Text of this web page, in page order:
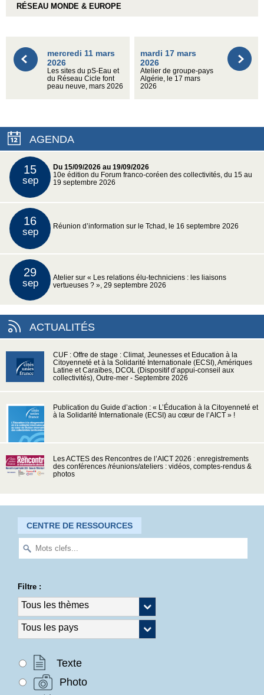
RÉSEAU MONDE & EUROPE
mercredi 11 mars
2026
Les sites du pS-Eau et
du Réseau Cicle font
peau neuve, mars 2026
mardi 17 mars
2026
Atelier de groupe-pays
Algérie, le 17 mars
2026
AGENDA
15
sep
Du 15/09/2026 au 19/09/2026
10e édition du Forum franco-coréen des collectivités, du 15 au
19 septembre 2026
16
sep Réunion d’information sur le Tchad, le 16 septembre 2026
29
sep
Atelier sur « Les relations élu-techniciens : les liaisons
vertueuses ? », 29 septembre 2026
ACTUALITÉS
CUF : Offre de stage : Climat, Jeunesses et Education à la
Citoyenneté et à la Solidarité Internationale (ECSI), Amériques
Latine et Caraïbes, DCOL (Dispositif d’appui-conseil aux
collectivités), Outre-mer - Septembre 2026
Publication du Guide d’action : « L’Éducation à la Citoyenneté et
à la Solidarité Internationale (ECSI) au cœur de l’AICT » !
Les ACTES des Rencontres de l’AICT 2026 : enregistrements
des conférences /réunions/ateliers : vidéos, comptes-rendus &
photos
CENTRE DE RESSOURCES
Filtre :
Texte
Photo